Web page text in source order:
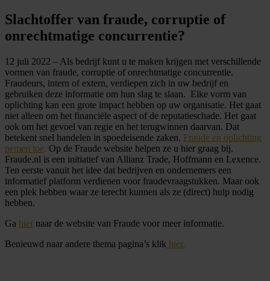
Slachtoffer van fraude, corruptie of
onrechtmatige concurrentie?
12 juli 2022 – Als bedrijf kunt u te maken krijgen met verschillende
vormen van fraude, corruptie of onrechtmatige concurrentie.
Fraudeurs, intern of extern, verdiepen zich in uw bedrijf en
gebruiken deze informatie om hun slag te slaan. Elke vorm van
oplichting kan een grote impact hebben op uw organisatie. Het gaat
niet alleen om het financiële aspect of de reputatieschade. Het gaat
ook om het gevoel van regie en het terugwinnen daarvan. Dat
betekent snel handelen in spoedeisende zaken. Fraude en oplichting
nemen toe. Op de Fraude website helpen ze u hier graag bij.
Fraude.nl is een initiatief van Allianz Trade, Hoffmann en Lexence.
Ten eerste vanuit het idee dat bedrijven en ondernemers een
informatief platform verdienen voor fraudevraagstukken. Maar ook
een plek hebben waar ze terecht kunnen als ze (direct) hulp nodig
hebben.
Ga hier naar de website van Fraude voor meer informatie.
Benieuwd naar andere thema pagina’s klik hier.